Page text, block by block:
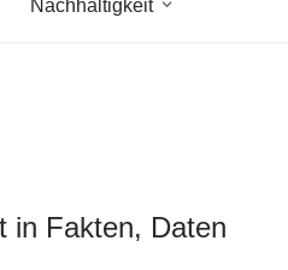
Nachhaltigkeit
in Fakten, Daten